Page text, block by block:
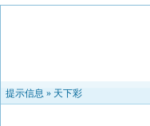
提示信息 » 天下彩